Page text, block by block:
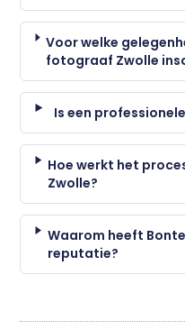
Voor welke
fotograaf Zwolle
Is een
Hoe werkt het
Zwolle?
Waarom heeft
reputatie?